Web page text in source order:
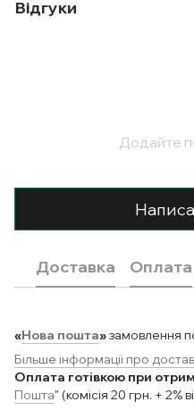
Відгуки
Додайте
Доставка Оплата
«Нова пошта»замовлення
Більше інформації про
Оплата готівкою при
Пошта" (комісія 20 грн. + 2%